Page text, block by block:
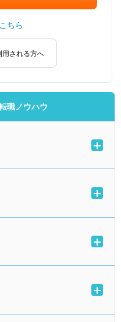
こちら
される方へ
職ノウハウ